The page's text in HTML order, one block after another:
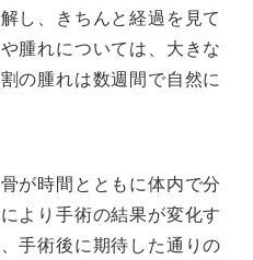
し、きちんと経過を見て
腫れについては、大きな
の腫れは数週間で自然に
が時間とともに体内で分
より手術の結果が変化す
手術後に期待した通りの